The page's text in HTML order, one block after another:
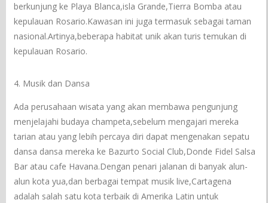
berkunjung ke Playa Blanca,isla Grande,Tierra Bomba atau
kepulauan Rosario.Kawasan ini juga termasuk sebagai taman
nasional.Artinya,beberapa habitat unik akan turis temukan di
kepulauan Rosario.
4. Musik dan Dansa
Ada perusahaan wisata yang akan membawa pengunjung
menjelajahi budaya champeta,sebelum mengajari mereka
tarian atau yang lebih percaya diri dapat mengenakan sepatu
dansa dansa mereka ke Bazurto Social Club,Donde Fidel Salsa
Bar atau cafe Havana.Dengan penari jalanan di banyak alun-
alun kota yua,dan berbagai tempat musik live,Cartagena
adalah salah satu kota terbaik di Amerika Latin untuk